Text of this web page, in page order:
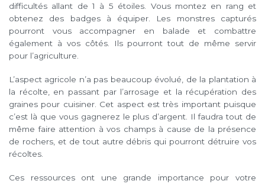
difficultés allant de 1 à 5 étoiles. Vous montez en rang et
obtenez des badges à équiper. Les monstres capturés
pourront vous accompagner en balade et combattre
également à vos côtés. Ils pourront tout de même servir
pour l’agriculture.
L’aspect agricole n’a pas beaucoup évolué, de la plantation à
la récolte, en passant par l’arrosage et la récupération des
graines pour cuisiner. Cet aspect est très important puisque
c’est là que vous gagnerez le plus d’argent. Il faudra tout de
même faire attention à vos champs à cause de la présence
de rochers, et de tout autre débris qui pourront détruire vos
récoltes.
Ces ressources ont une grande importance pour votre